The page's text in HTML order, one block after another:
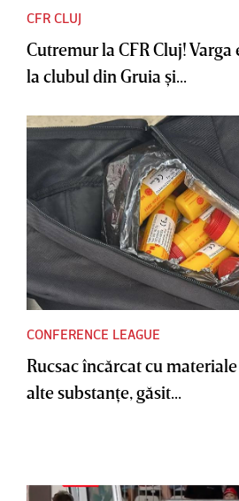
CFR CLUJ
Cutremur la CFR Cluj! Varga
la clubul din Gruia şi...
CONFERENCE LEAGUE
Rucsac încărcat cu
alte substanţe, găsit...